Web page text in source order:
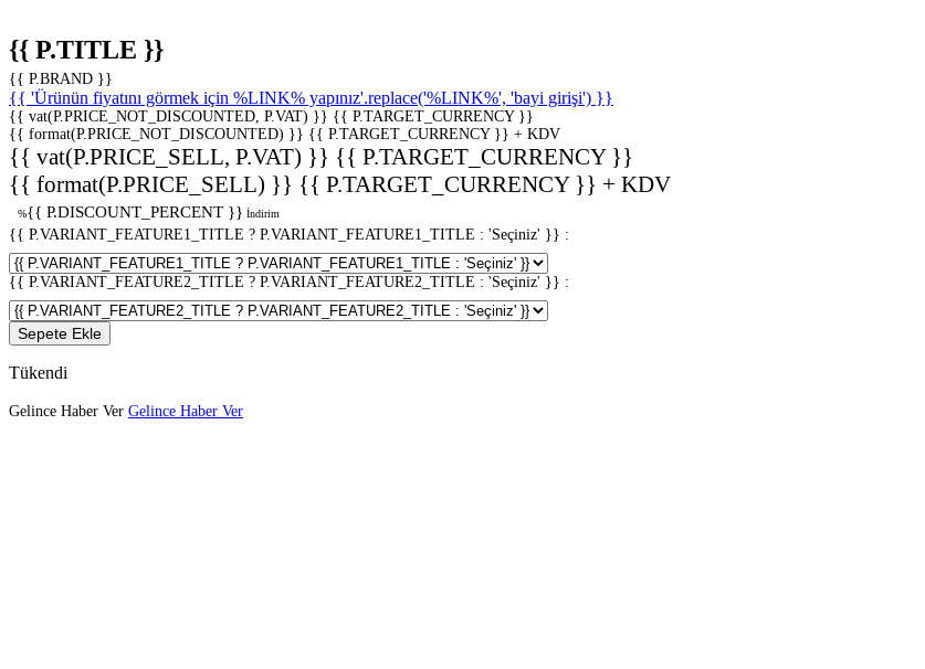
{{ P.TITLE }}
{{ P.BRAND }}
{{ 'Ürünün fiyatını görmek için %LINK% yapınız'.replace('%LINK%', 'bayi girişi') }}
{{ vat(P.PRICE_NOT_DISCOUNTED, P.VAT) }} {{ P.TARGET_CURRENCY }}
{{ format(P.PRICE_NOT_DISCOUNTED) }} {{ P.TARGET_CURRENCY }} + KDV
{{ vat(P.PRICE_SELL, P.VAT) }} {{ P.TARGET_CURRENCY }}
{{ format(P.PRICE_SELL) }} {{ P.TARGET_CURRENCY }} + KDV
%{{ P.DISCOUNT_PERCENT }} İndirim
{{ P.VARIANT_FEATURE1_TITLE ? P.VARIANT_FEATURE1_TITLE : 'Seçiniz' }} :
{{ P.VARIANT_FEATURE2_TITLE ? P.VARIANT_FEATURE2_TITLE : 'Seçiniz' }} :
Sepete Ekle
Tükendi
Gelince Haber Ver Gelince Haber Ver